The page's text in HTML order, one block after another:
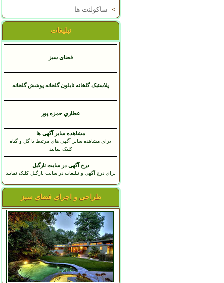
> ساکولنت ها
تبلیغات
فضای سبز
پلاستیک گلخانه نایلون گلخانه پوشش گلخانه
عطاري حمزه پور
مشاهده سایر آگهی ها
برای مشاهده سایر آگهی های مرتبط با گل و گیاه
کلیک نمایید
درج آگهی در سایت نارگیل
برای درج آگهی و تبلیغات در سایت نارگیل کلیک نمایید
طراحی و اجرای فضای سبز